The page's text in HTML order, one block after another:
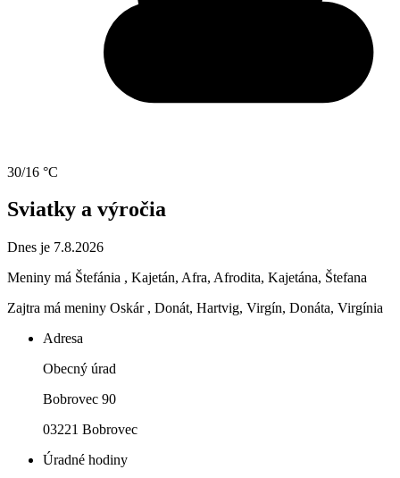
30/16 °C
Sviatky a výročia
Dnes je 7.8.2026
Meniny má Štefánia , Kajetán, Afra, Afrodita, Kajetána, Štefana
Zajtra má meniny Oskár , Donát, Hartvig, Virgín, Donáta, Virgínia
Adresa
Obecný úrad
Bobrovec 90
03221 Bobrovec
Úradné hodiny